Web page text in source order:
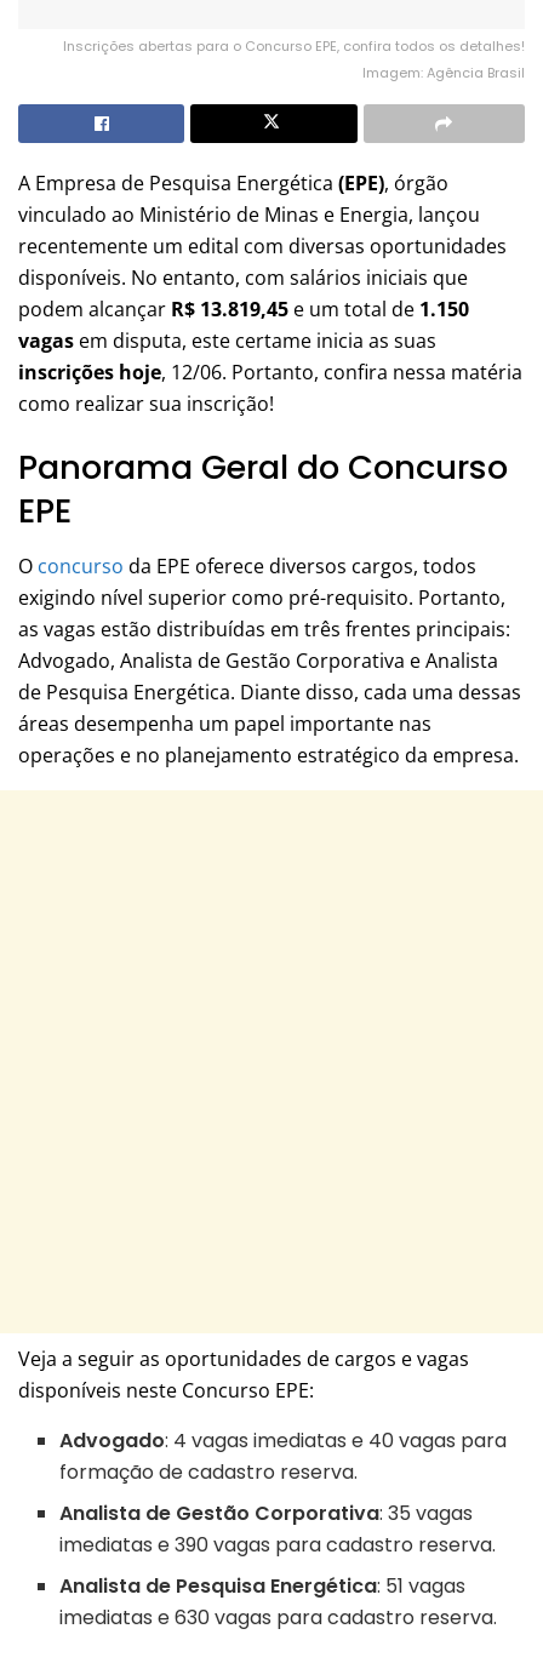
Inscrições abertas para o Concurso EPE, confira todos os detalhes!
Imagem: Agência Brasil
A Empresa de Pesquisa Energética (EPE), órgão
vinculado ao Ministério de Minas e Energia, lançou
recentemente um edital com diversas oportunidades
disponíveis. No entanto, com salários iniciais que
podem alcançar R$ 13.819,45 e um total de 1.150
vagas em disputa, este certame inicia as suas
inscrições hoje, 12/06. Portanto, confira nessa matéria
como realizar sua inscrição!
Panorama Geral do Concurso
EPE
O concurso da EPE oferece diversos cargos, todos
exigindo nível superior como pré-requisito. Portanto,
as vagas estão distribuídas em três frentes principais:
Advogado, Analista de Gestão Corporativa e Analista
de Pesquisa Energética. Diante disso, cada uma dessas
áreas desempenha um papel importante nas
operações e no planejamento estratégico da empresa.
Veja a seguir as oportunidades de cargos e vagas
disponíveis neste Concurso EPE:
Advogado: 4 vagas imediatas e 40 vagas para
formação de cadastro reserva.
Analista de Gestão Corporativa: 35 vagas
imediatas e 390 vagas para cadastro reserva.
Analista de Pesquisa Energética: 51 vagas
imediatas e 630 vagas para cadastro reserva.